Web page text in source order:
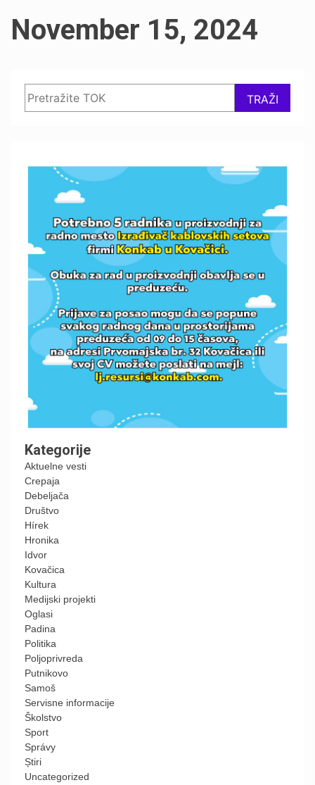
November 15, 2024
TRAŽI
Kategorije
Aktuelne vesti
Crepaja
Debeljača
Društvo
Hírek
Hronika
Idvor
Kovačica
Kultura
Medijski projekti
Oglasi
Padina
Politika
Poljoprivreda
Putnikovo
Samoš
Servisne informacije
Školstvo
Sport
Správy
Știri
Uncategorized